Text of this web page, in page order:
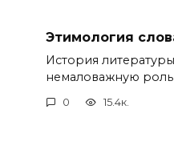
Этимология
История
немаловажную роль
0 15.4к.